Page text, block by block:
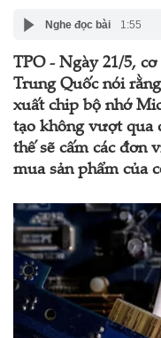
Nghe đọc bài 1:55
TPO - Ngày 21/5,
Trung Quốc nói
xuất chip bộ nhớ
tạo không vượt qua
thế sẽ cấm các đơn
mua sản phẩm của